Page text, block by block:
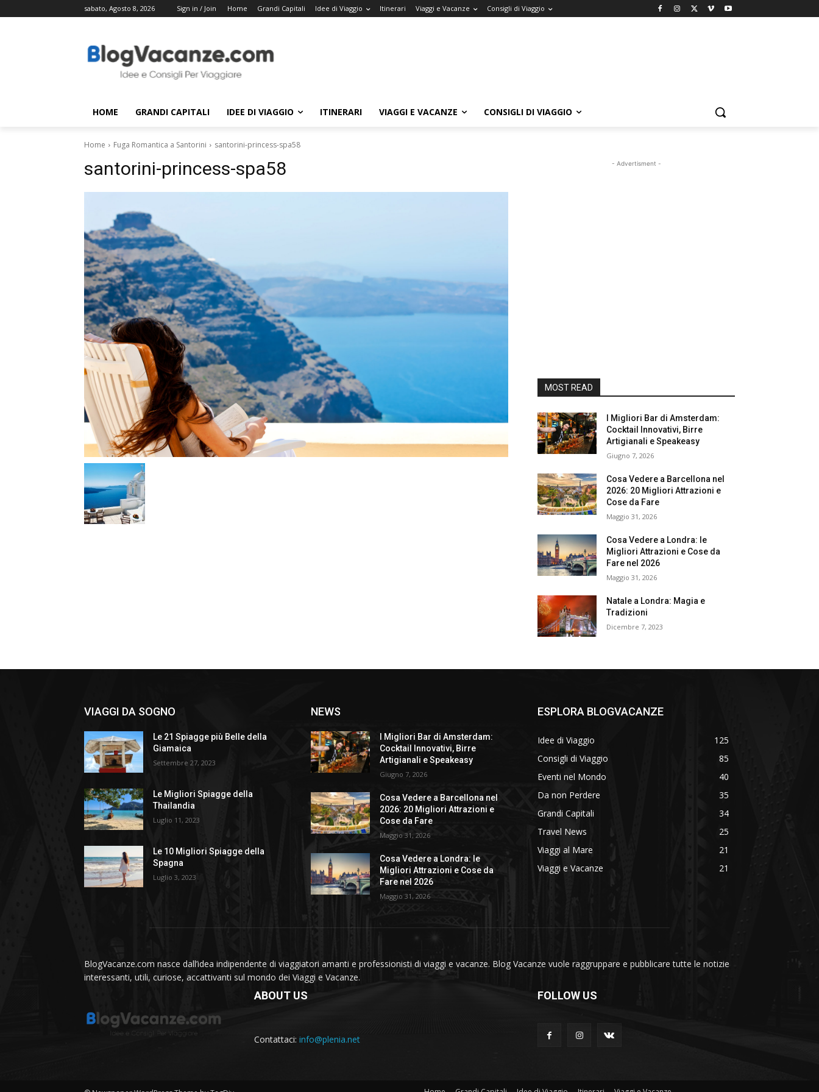
sabato, Agosto 8, 2026 Sign in / Join Home Grandi Capitali Idee di Viaggio Itinerari Viaggi e Vacanze Consigli di Viaggio
HOME GRANDI CAPITALI IDEE DI VIAGGIO ITINERARI VIAGGI E VACANZE CONSIGLI DI VIAGGIO
Home Fuga Romantica a Santorini santorini-princess-spa58
santorini-princess-spa58 - Advertisment -
MOST READ
I Migliori Bar di Amsterdam:
Cocktail Innovativi, Birre
Artigianali e Speakeasy
Giugno 7, 2026
Cosa Vedere a Barcellona nel
2026: 20 Migliori Attrazioni e
Cose da Fare
Maggio 31, 2026
Cosa Vedere a Londra: le
Migliori Attrazioni e Cose da
Fare nel 2026
Maggio 31, 2026
Natale a Londra: Magia e
Tradizioni
Dicembre 7, 2023
VIAGGI DA SOGNO
Le 21 Spiagge più Belle della
Giamaica
Settembre 27, 2023
Le Migliori Spiagge della
Thailandia
Luglio 11, 2023
Le 10 Migliori Spiagge della
Spagna
Luglio 3, 2023
NEWS
I Migliori Bar di Amsterdam:
Cocktail Innovativi, Birre
Artigianali e Speakeasy
Giugno 7, 2026
Cosa Vedere a Barcellona nel
2026: 20 Migliori Attrazioni e
Cose da Fare
Maggio 31, 2026
Cosa Vedere a Londra: le
Migliori Attrazioni e Cose da
Fare nel 2026
Maggio 31, 2026
ESPLORA BLOGVACANZE
Idee di Viaggio
125
Consigli di Viaggio
85
Eventi nel Mondo
40
Da non Perdere
35
Grandi Capitali
34
Travel News
25
Viaggi al Mare
21
Viaggi e Vacanze
21
BlogVacanze.com nasce dall’idea indipendente di viaggiatori amanti e professionisti di viaggi e vacanze. Blog Vacanze vuole raggruppare e pubblicare tutte le notizie
interessanti, utili, curiose, accattivanti sul mondo dei Viaggi e Vacanze.
ABOUT US
Contattaci: info@plenia.net
FOLLOW US